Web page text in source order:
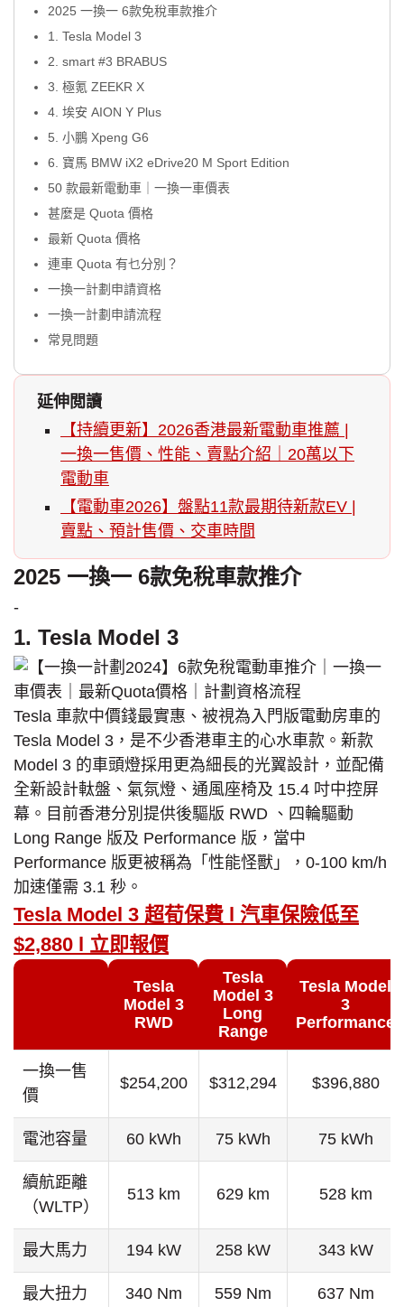
2025 一換一 6款免稅車款推介
1. Tesla Model 3
2. smart #3 BRABUS
3. 極氪 ZEEKR X
4. 埃安 AION Y Plus
5. 小鵬 Xpeng G6
6. 寶馬 BMW iX2 eDrive20 M Sport Edition
50 款最新電動車｜一換一車價表
甚麼是 Quota 價格
最新 Quota 價格
連車 Quota 有乜分別？
一換一計劃申請資格
一換一計劃申請流程
常見問題
延伸閲讀
【持續更新】2026香港最新電動車推薦 |
一換一售價、性能、賣點介紹｜20萬以下
電動車
【電動車2026】盤點11款最期待新款EV |
賣點、預計售價、交車時間
2025 一換一 6款免稅車款推介
-
1. Tesla Model 3
Tesla 車款中價錢最實惠、被視為入門版電動房車的
Tesla Model 3，是不少香港車主的心水車款。新款
Model 3 的車頭燈採用更為細長的光翼設計，並配備
全新設計軚盤、氣氛燈、通風座椅及 15.4 吋中控屏
幕。目前香港分別提供後驅版 RWD 、四輪驅動
Long Range 版及 Performance 版，當中
Performance 版更被稱為「性能怪獸」，0-100 km/h
加速僅需 3.1 秒。
Tesla Model 3 超荀保費 l 汽車保險低至
$2,880 l 立即報價
Tesla
Model 3
RWD
Tesla
Model 3
Long
Range
Tesla Model
3
Performance
一換一售
價
$254,200 $312,294 $396,880
電池容量 60 kWh 75 kWh 75 kWh
續航距離
（WLTP）
513 km 629 km 528 km
最大馬力 194 kW 258 kW 343 kW
最大扭力 340 Nm 559 Nm 637 Nm